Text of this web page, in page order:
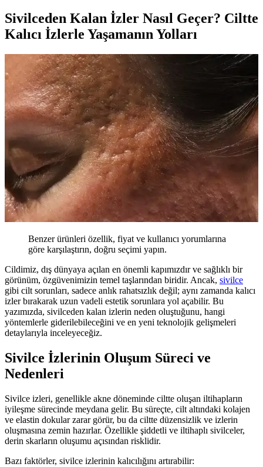
Sivilceden Kalan İzler Nasıl Geçer? Ciltte
Kalıcı İzlerle Yaşamanın Yolları
Benzer ürünleri özellik, fiyat ve kullanıcı yorumlarına
göre karşılaştırın, doğru seçimi yapın.
Cildimiz, dış dünyaya açılan en önemli kapımızdır ve sağlıklı bir
görünüm, özgüvenimizin temel taşlarından biridir. Ancak, sivilce
gibi cilt sorunları, sadece anlık rahatsızlık değil; aynı zamanda kalıcı
izler bırakarak uzun vadeli estetik sorunlara yol açabilir. Bu
yazımızda, sivilceden kalan izlerin neden oluştuğunu, hangi
yöntemlerle giderilebileceğini ve en yeni teknolojik gelişmeleri
detaylarıyla inceleyeceğiz.
Sivilce İzlerinin Oluşum Süreci ve
Nedenleri
Sivilce izleri, genellikle akne döneminde ciltte oluşan iltihapların
iyileşme sürecinde meydana gelir. Bu süreçte, cilt altındaki kolajen
ve elastin dokular zarar görür, bu da ciltte düzensizlik ve izlerin
oluşmasına zemin hazırlar. Özellikle şiddetli ve iltihaplı sivilceler,
derin skarların oluşumu açısından risklidir.
Bazı faktörler, sivilce izlerinin kalıcılığını artırabilir: